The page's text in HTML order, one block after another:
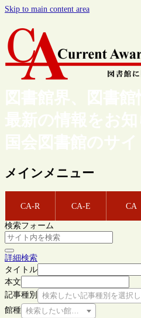
Skip to main content area
図書館界、図書
最新の情報をお
国会図書館のサイ
メインメニュー
CA-R CA-E CA
検索フォーム
詳細検索
タイトル
本文
記事種別
検索したい記事種別を選択
館種 検索したい館種を選択してくださ